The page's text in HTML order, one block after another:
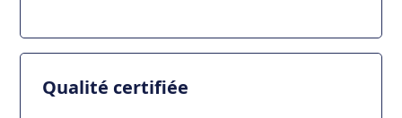
Qualité certifiée